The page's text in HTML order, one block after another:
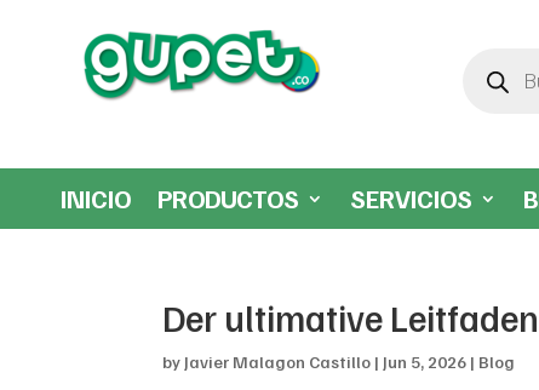
INICIO PRODUCTOS SERVICIOS
Der ultimative
by Javier Malagon Castillo | Jun 5, 2026 | Blog